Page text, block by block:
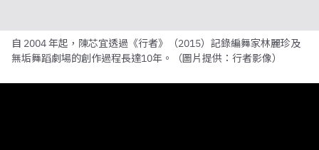
自 2004 年起，陳芯宜透過《行者》（2015）記錄編舞家林麗珍及
無垢舞蹈劇場的創作過程長達10年。（圖片提供：行者影像）